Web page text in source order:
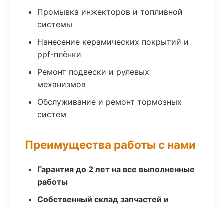
Промывка инжекторов и топливной
системы
Нанесение керамических покрытий и
ppf-плёнки
Ремонт подвески и рулевых
механизмов
Обслуживание и ремонт тормозных
систем
Преимущества работы с нами
Гарантия до 2 лет на все выполненные
работы
Собственный склад запчастей и